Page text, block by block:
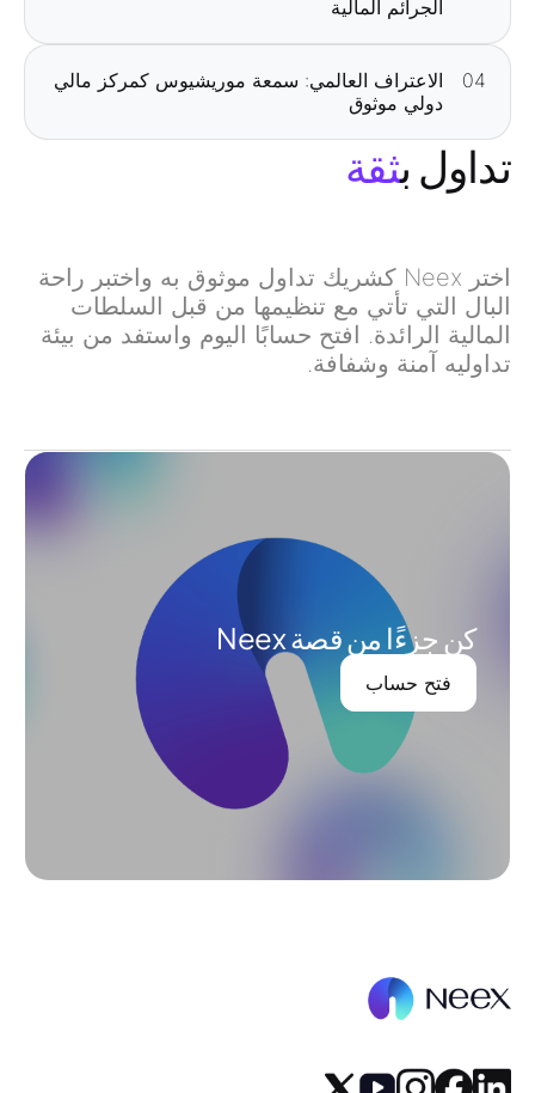
الجرائم المالية
04
الاعتراف العالمي: سمعة موريشيوس كمركز مالي
دولي موثوق
تداول بثقة
اختر Neex كشريك تداول موثوق به واختبر راحة
البال التي تأتي مع تنظيمها من قبل السلطات
المالية الرائدة. افتح حسابًا اليوم واستفد من بيئة
تداوليه آمنة وشفافة.
كن جزءًا من قصة Neex
فتح حساب